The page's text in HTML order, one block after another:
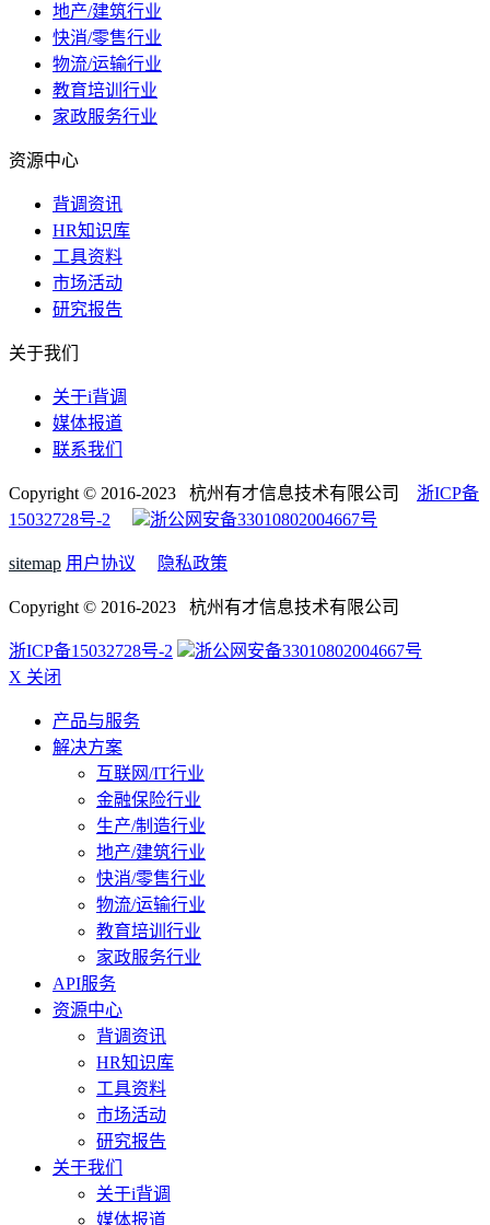
地产/建筑行业
快消/零售行业
物流/运输行业
教育培训行业
家政服务行业
资源中心
背调资讯
HR知识库
工具资料
市场活动
研究报告
关于我们
关于i背调
媒体报道
联系我们
Copyright © 2016-2023 杭州有才信息技术有限公司 浙ICP备
15032728号-2
浙公网安备33010802004667号
sitemap 用户协议 隐私政策
Copyright © 2016-2023 杭州有才信息技术有限公司
浙ICP备15032728号-2
浙公网安备33010802004667号
X 关闭
产品与服务
解决方案
互联网/IT行业
金融保险行业
生产/制造行业
地产/建筑行业
快消/零售行业
物流/运输行业
教育培训行业
家政服务行业
API服务
资源中心
背调资讯
HR知识库
工具资料
市场活动
研究报告
关于我们
关于i背调
媒体报道